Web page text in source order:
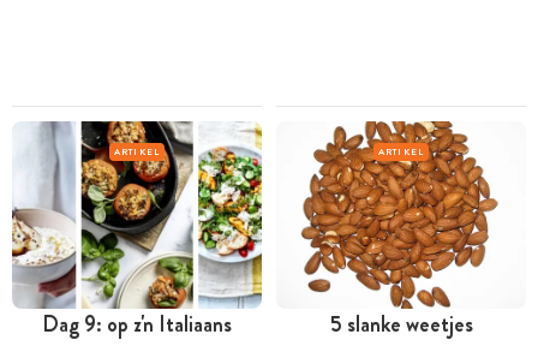
ARTIKEL
Dag 9: op z'n Italiaans
ARTIKEL
5 slanke weetjes